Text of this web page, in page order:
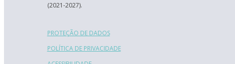
(2021-2027).
PROTEÇÃO DE DADOS
POLÍTICA DE PRIVACIDADE